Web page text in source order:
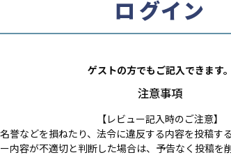
ログイン
ゲストの方でもご記入できます。
注意事項
【レビュー記入時のご注意】
誉などを損ねたり、法令に違反する内容を投稿す
内容が不適切と判断した場合は、予告なく投稿を